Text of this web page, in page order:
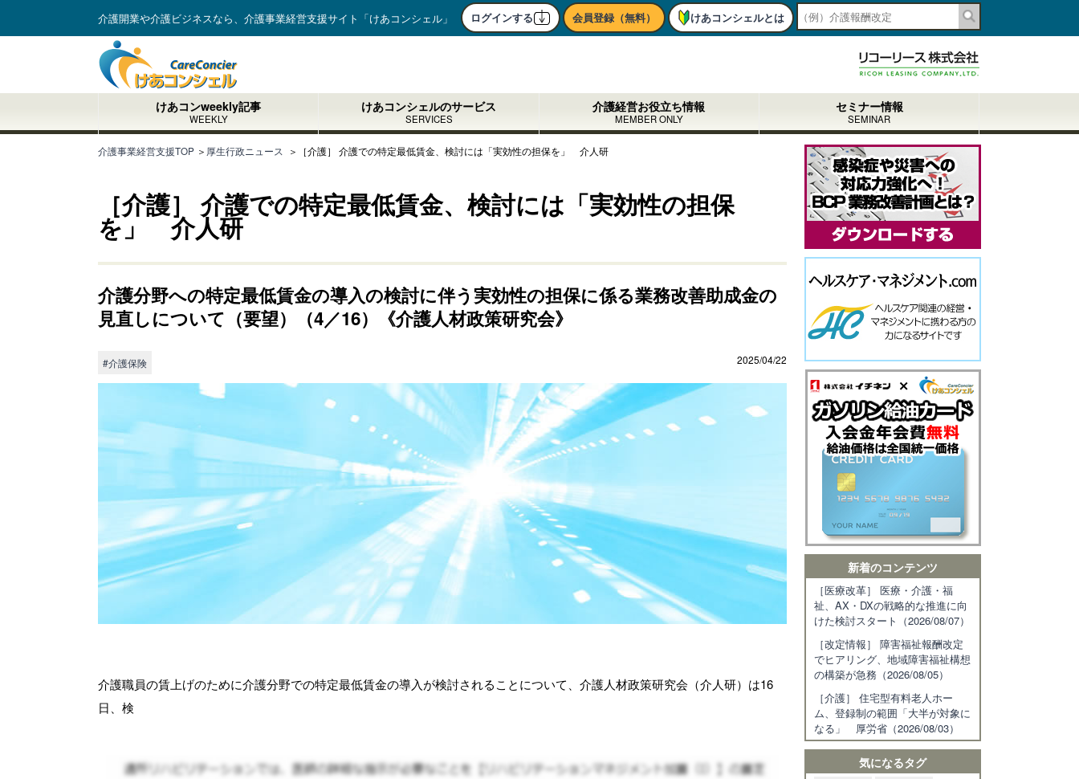
介護開業や介護ビジネスなら、介護事業経営支援サイト「けあコンシェル」 ログインする 会員登録（無料） けあコンシェルとは
けあコンweekly記事
WEEKLY
けあコンシェルのサービス
SERVICES
介護経営お役立ち情報
MEMBER ONLY
セミナー情報
SEMINAR
介護事業経営支援TOP ＞ 厚生行政ニュース ＞ ［介護］ 介護での特定最低賃金、検討には「実効性の担保を」 介人研
［介護］ 介護での特定最低賃金、検討には「実効性の担保
を」 介人研
介護分野への特定最低賃金の導入の検討に伴う実効性の担保に係る業務改善助成金の
見直しについて（要望）（4／16）《介護人材政策研究会》
#介護保険 2025/04/22
介護職員の賃上げのために介護分野での特定最低賃金の導入が検討されることについて、介護人材政策研究会（介人研）は16
日、検
新着のコンテンツ
［医療改革］ 医療・介護・福
祉、AX・DXの戦略的な推進に向
けた検討スタート（2026/08/07）
［改定情報］ 障害福祉報酬改定
でヒアリング、地域障害福祉構想
の構築が急務（2026/08/05）
［介護］ 住宅型有料老人ホー
ム、登録制の範囲「大半が対象に
なる」 厚労省（2026/08/03）
気になるタグ